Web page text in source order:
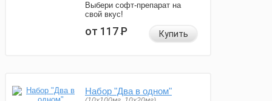
Выбери софт-препарат на
свой вкус!
от 117Р Купить
Набор "Два в одном"